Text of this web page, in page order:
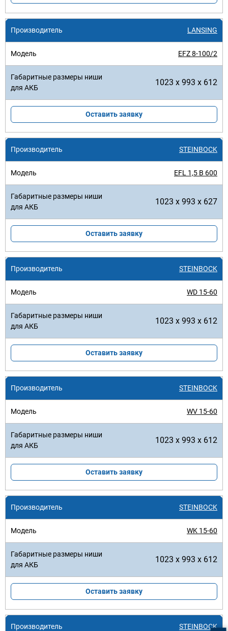
LANSING
EFZ 8-100/2
1023 x 993 x 612
Оставить заявку
STEINBOCK
EFL 1,5 B 600
1023 x 993 x 627
Оставить заявку
STEINBOCK
WD 15-60
1023 x 993 x 612
Оставить заявку
STEINBOCK
WV 15-60
1023 x 993 x 612
Оставить заявку
STEINBOCK
WK 15-60
1023 x 993 x 612
Оставить заявку
STEINBOCK